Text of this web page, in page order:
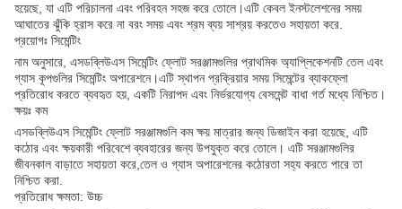
হয়েছে, যা এটি পরিচালনা এবং পরিবহন সহজ করে তোলে।এটি কেবল ইনস্টলেশনের সময়
আঘাতের ঝুঁকি হ্রাস করে না বরং সময় এবং শ্রম ব্যয় সাশ্রয় করতেও সহায়তা করে.
প্রয়োগঃ সিমেন্টিং
নাম অনুসারে, এসডব্লিউএস সিমেন্টিং ফ্লোট সরঞ্জামগুলির প্রাথমিক অ্যাপ্লিকেশনটি তেল এবং
গ্যাস কূপগুলির সিমেন্টিং অপারেশনে।এটি স্থাপন প্রক্রিয়ার সময় সিমেন্টের ব্যাকফ্লো
প্রতিরোধ করতে ব্যবহৃত হয়, একটি নিরাপদ এবং নির্ভরযোগ্য বেসমেন্ট বাধা গর্ত মধ্যে নিশ্চিত।
ক্ষয়ঃ কম
এসডব্লিউএস সিমেন্টিং ফ্লোট সরঞ্জামগুলি কম ক্ষয় মাত্রার জন্য ডিজাইন করা হয়েছে, এটি
কঠোর এবং ক্ষয়কারী পরিবেশে ব্যবহারের জন্য উপযুক্ত করে তোলে। এটি সরঞ্জামগুলির
জীবনকাল বাড়াতে সহায়তা করে,তেল ও গ্যাস অপারেশনের কঠোরতা সহ্য করতে পারে তা
নিশ্চিত করা.
প্রতিরোধ ক্ষমতা: উচ্চ